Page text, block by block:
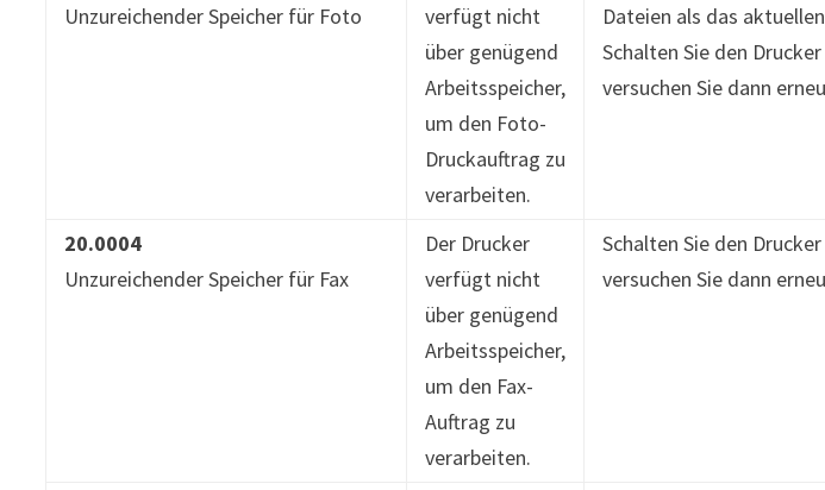
Unzureichender Speicher für Foto
verfügt nicht
über genügend
Arbeitsspeicher,
um den Foto-
Druckauftrag zu
verarbeiten.
Dateien als das
Schalten Sie den
versuchen Sie dann
20.0004
Unzureichender Speicher für Fax
Der Drucker
verfügt nicht
über genügend
Arbeitsspeicher,
um den Fax-
Auftrag zu
verarbeiten.
Schalten Sie den
versuchen Sie dann